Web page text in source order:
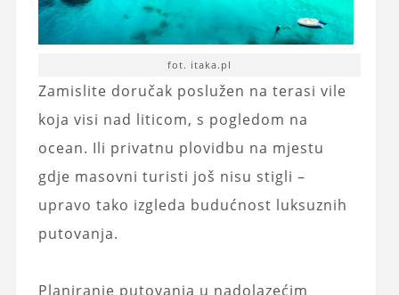
fot. itaka.pl
Zamislite doručak poslužen na terasi vile
koja visi nad liticom, s pogledom na
ocean. Ili privatnu plovidbu na mjestu
gdje masovni turisti još nisu stigli –
upravo tako izgleda budućnost luksuznih
putovanja.
Planiranje putovanja u nadolazećim